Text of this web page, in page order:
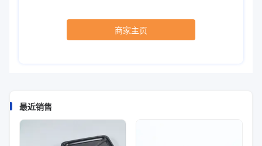
商家主页
最近销售